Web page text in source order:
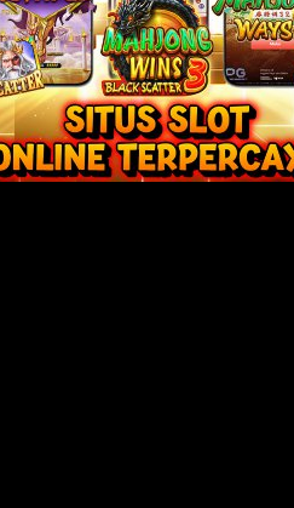
komentar saya berikutnya.